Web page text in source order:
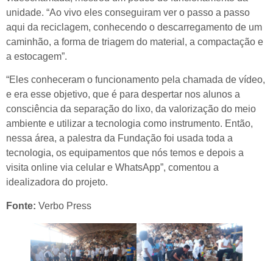
unidade. “Ao vivo eles conseguiram ver o passo a passo
aqui da reciclagem, conhecendo o descarregamento de um
caminhão, a forma de triagem do material, a compactação e
a estocagem”.
“Eles conheceram o funcionamento pela chamada de vídeo,
e era esse objetivo, que é para despertar nos alunos a
consciência da separação do lixo, da valorização do meio
ambiente e utilizar a tecnologia como instrumento. Então,
nessa área, a palestra da Fundação foi usada toda a
tecnologia, os equipamentos que nós temos e depois a
visita online via celular e WhatsApp”, comentou a
idealizadora do projeto.
Fonte: Verbo Press